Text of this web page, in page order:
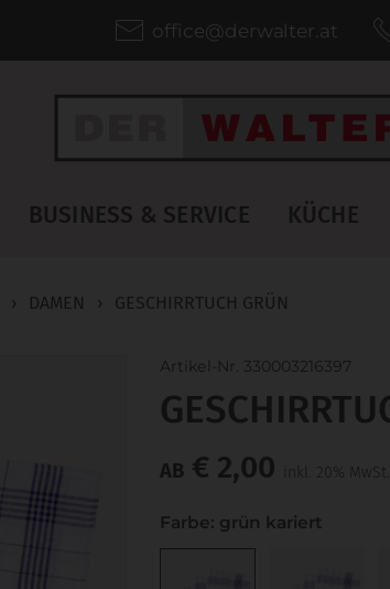
office@derwalter.at
BUSINESS & SERVICE KÜCHE
› DAMEN › GESCHIRRTUCH GRÜN
Artikel-Nr. 330003216397
AB € 2,00 inkl. 20%
Farbe: grün kariert